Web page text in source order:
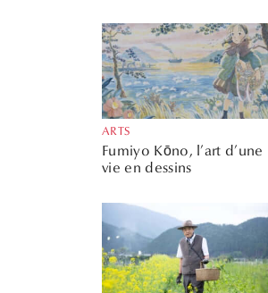
ARTS
Fumiyo Kōno, l’art d’une
vie en dessins